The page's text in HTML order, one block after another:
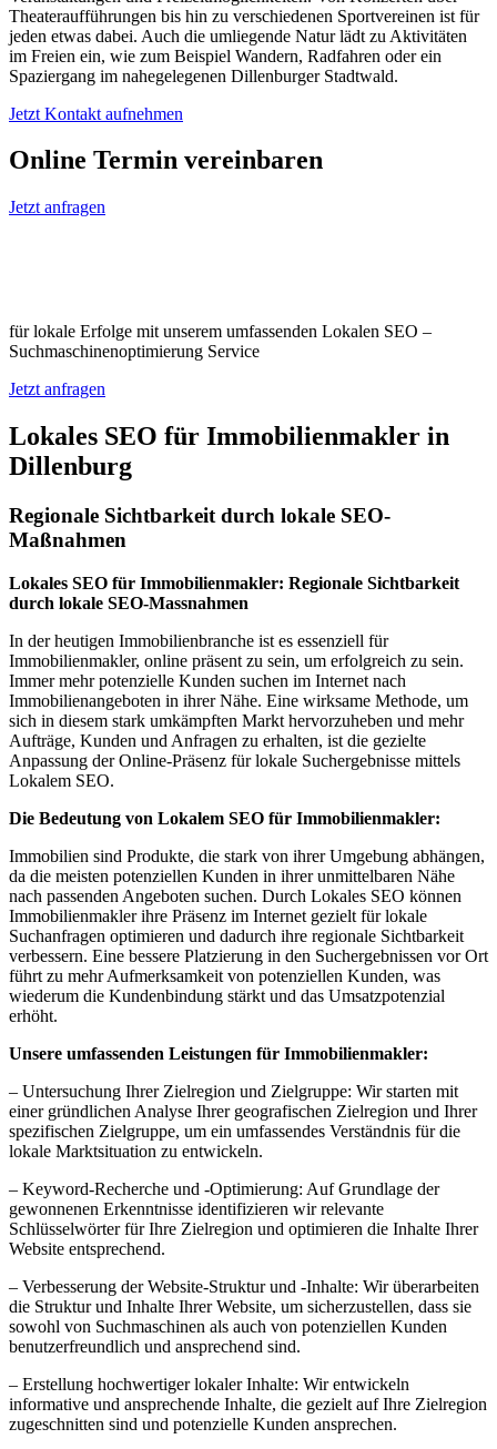
Theateraufführungen bis hin zu verschiedenen Sportvereinen ist für
jeden etwas dabei. Auch die umliegende Natur lädt zu Aktivitäten
im Freien ein, wie zum Beispiel Wandern, Radfahren oder ein
Spaziergang im nahegelegenen Dillenburger Stadtwald.
Jetzt Kontakt aufnehmen
Online Termin vereinbaren
Jetzt anfragen
für lokale Erfolge mit unserem umfassenden Lokalen SEO –
Suchmaschinenoptimierung Service
Jetzt anfragen
Lokales SEO für Immobilienmakler in
Dillenburg
Regionale Sichtbarkeit durch lokale SEO-
Maßnahmen
Lokales SEO für Immobilienmakler: Regionale Sichtbarkeit
durch lokale SEO-Massnahmen
In der heutigen Immobilienbranche ist es essenziell für
Immobilienmakler, online präsent zu sein, um erfolgreich zu sein.
Immer mehr potenzielle Kunden suchen im Internet nach
Immobilienangeboten in ihrer Nähe. Eine wirksame Methode, um
sich in diesem stark umkämpften Markt hervorzuheben und mehr
Aufträge, Kunden und Anfragen zu erhalten, ist die gezielte
Anpassung der Online-Präsenz für lokale Suchergebnisse mittels
Lokalem SEO.
Die Bedeutung von Lokalem SEO für Immobilienmakler:
Immobilien sind Produkte, die stark von ihrer Umgebung abhängen,
da die meisten potenziellen Kunden in ihrer unmittelbaren Nähe
nach passenden Angeboten suchen. Durch Lokales SEO können
Immobilienmakler ihre Präsenz im Internet gezielt für lokale
Suchanfragen optimieren und dadurch ihre regionale Sichtbarkeit
verbessern. Eine bessere Platzierung in den Suchergebnissen vor Ort
führt zu mehr Aufmerksamkeit von potenziellen Kunden, was
wiederum die Kundenbindung stärkt und das Umsatzpotenzial
erhöht.
Unsere umfassenden Leistungen für Immobilienmakler:
– Untersuchung Ihrer Zielregion und Zielgruppe: Wir starten mit
einer gründlichen Analyse Ihrer geografischen Zielregion und Ihrer
spezifischen Zielgruppe, um ein umfassendes Verständnis für die
lokale Marktsituation zu entwickeln.
– Keyword-Recherche und -Optimierung: Auf Grundlage der
gewonnenen Erkenntnisse identifizieren wir relevante
Schlüsselwörter für Ihre Zielregion und optimieren die Inhalte Ihrer
Website entsprechend.
– Verbesserung der Website-Struktur und -Inhalte: Wir überarbeiten
die Struktur und Inhalte Ihrer Website, um sicherzustellen, dass sie
sowohl von Suchmaschinen als auch von potenziellen Kunden
benutzerfreundlich und ansprechend sind.
– Erstellung hochwertiger lokaler Inhalte: Wir entwickeln
informative und ansprechende Inhalte, die gezielt auf Ihre Zielregion
zugeschnitten sind und potenzielle Kunden ansprechen.